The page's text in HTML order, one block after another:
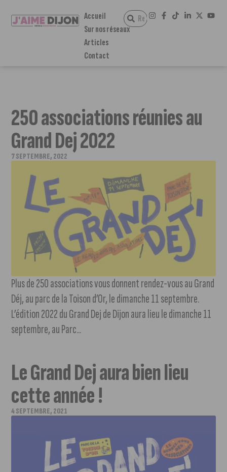
Accueil
Sur nos réseaux
Articles
Contact
250 associations réunies au
Grand Dej 2022
7 SEPTEMBRE, 2022
Plus de 250 associations vous donnent rendez-vous au Grand
Déj, au parc de la Toison d’Or, le dimanche 11 septembre.
L’édition 2022 du Grand Dej de Dijon aura lieu le dimanche 11
septembre, au Parc...
Le Grand Dej aura bien lieu
cette année !
4 SEPTEMBRE, 2021